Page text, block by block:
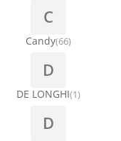
uređaja
C
Candy(66)
D
DE LONGHI(1)
D